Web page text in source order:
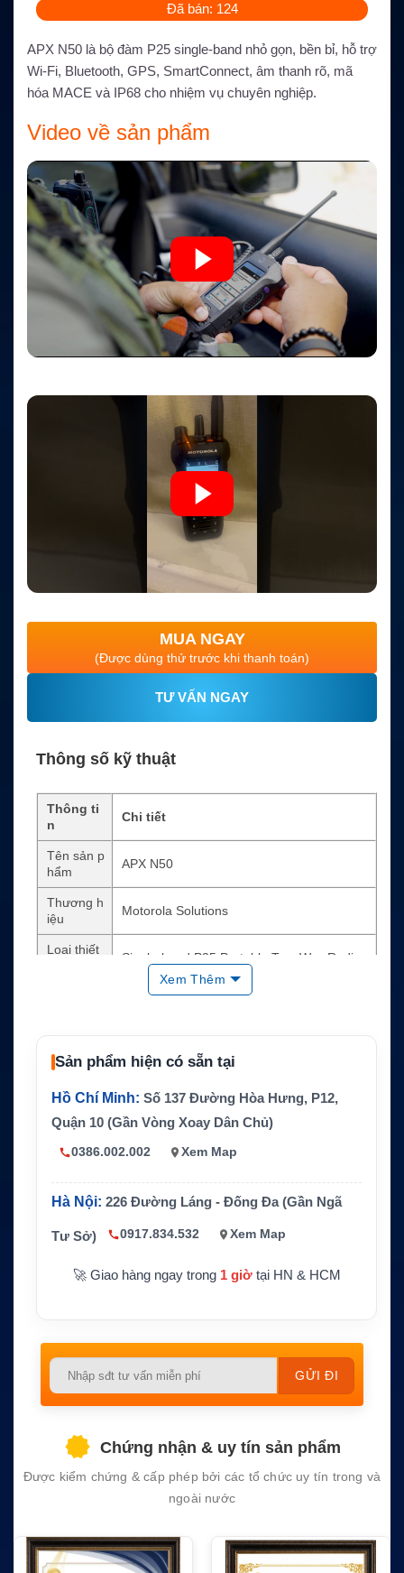
Đã bán: 124
APX N50 là bộ đàm P25 single-band nhỏ gọn, bền bỉ, hỗ trợ
Wi-Fi, Bluetooth, GPS, SmartConnect, âm thanh rõ, mã
hóa MACE và IP68 cho nhiệm vụ chuyên nghiệp.
Video về sản phẩm
MUA NGAY
(Được dùng thử trước khi thanh toán)
TƯ VẤN NGAY
Thông số kỹ thuật
Thông ti
n
Chi tiết
Tên sản p
hẩm
APX N50
Thương h
iệu
Motorola Solutions
Loại thiết
Single-band P25 Portable Two-Way Radio
First responders, public-safety support, adm
y chọn
7/800 MHz, VHF, UHF
Chế độ liê
n lạc
P25 Phase 1 FDMA, P25 Phase 2 TDMA, S
martNet, SmartZone, Omnilink
Kết nối
ct
Định vị GPS/GLONASS
Âm thanh Loa 3W, 3 micro, Adaptive Audio
Độ bền, b
IP6x, IPx8 2 m trong 2 giờ, MACE, AES-256,
Xem Thêm
Sản phẩm hiện có sẵn tại
Hồ Chí Minh: Số 137 Đường Hòa Hưng, P12,
Quận 10 (Gần Vòng Xoay Dân Chủ)
0386.002.002 Xem Map
Hà Nội: 226 Đường Láng - Đống Đa (Gần Ngã
Tư Sở) 0917.834.532 Xem Map
🚀 Giao hàng ngay trong 1 giờtại HN & HCM
Please
empty.
Chứng nhận & uy tín sản phẩm
Được kiểm chứng & cấp phép bởi các tổ chức uy tín trong và
ngoài nước